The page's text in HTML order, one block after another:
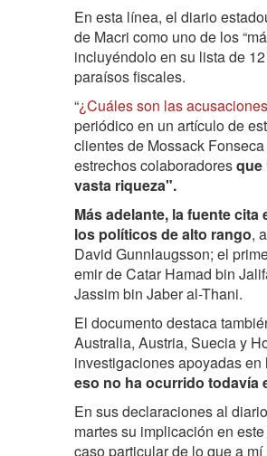
En esta línea, el diario
de Macri como uno de los
incluyéndolo en su lista de
paraísos fiscales.
“¿Cuáles son las
periódico en un artículo de
clientes de Mossack
estrechos colaboradoresque
vasta riqueza".
Más adelante, la fuente
los políticos de alto rango,
David Gunnlaugsson; el
emir de Catar Hamad bin
Jassim bin Jaber al-Thani.
El documento destaca
Australia, Austria, Suecia y
investigaciones apoyadas
eso no ha ocurrido todavía
En sus declaraciones al
martes su implicación en
caso particular de lo que a mí